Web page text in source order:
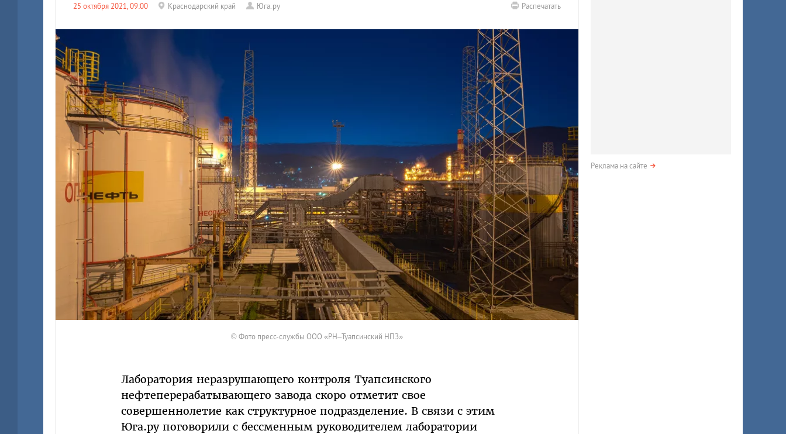
25 октября 2021, 09:00 Краснодарский край Юга.ру Распечатать
© Фото пресс-службы ООО «РН–Туапсинский НПЗ»
Лаборатория неразрушающего контроля Туапсинского
нефтеперерабатывающего завода скоро отметит свое
совершеннолетие как структурное подразделение. В связи с этим
Юга.ру поговорили с бессменным руководителем лаборатории
Реклама на сайте